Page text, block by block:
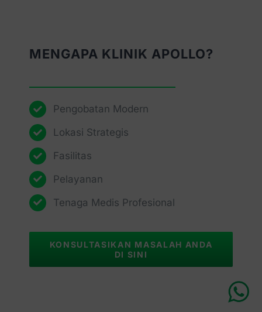
MENGAPA KLINIK APOLLO?
Pengobatan Modern
Lokasi Strategis
Fasilitas
Pelayanan
Tenaga Medis Profesional
KONSULTASIKAN MASALAH ANDA
DI SINI